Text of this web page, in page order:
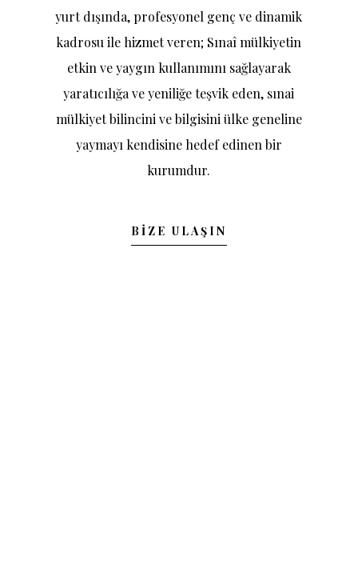
yurt dışında, profesyonel genç ve dinamik
kadrosu ile hizmet veren; Sınaî mülkiyetin
etkin ve yaygın kullanımını sağlayarak
yaratıcılığa ve yeniliğe teşvik eden, sınai
mülkiyet bilincini ve bilgisini ülke geneline
yaymayı kendisine hedef edinen bir
kurumdur.
BIZE ULAŞIN